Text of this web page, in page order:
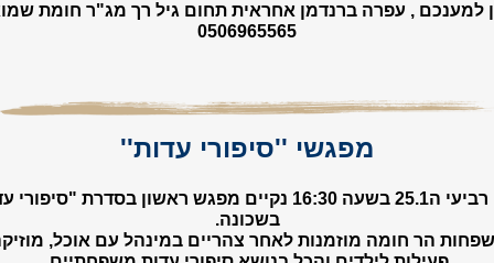
למענכם , עפרה ברנדמן אחראית תחום גיל רך מג"ר חומת
0506965565
מפגשי ''סיפורי עדות''
ביום רביעי ה25.1 בשעה 16:30 נקיים מפגש ראשון בסדרת
בשכונה.
הר חומה מוזמנות לאחר צהריים במינהל עם אוכל,